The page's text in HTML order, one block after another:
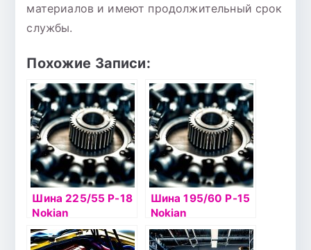
материалов и имеют продолжительный срок
службы.
Похожие Записи:
Шина 225/55 Р-18
Nokian
Hakkapelitta 8 SUV
102T б/к шип
Шина 195/60 Р-15
Nokian
Hakkapelitta 8 92T
б/к шип